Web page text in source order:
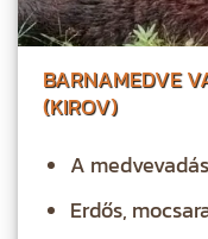
BARNAMEDVE
(KIROV)
A
Erdős,